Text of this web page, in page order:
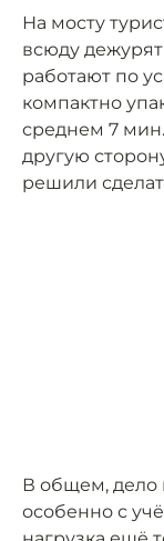
На мосту
всюду
работают по
компактно
среднем 7
другую
решили
В общем, дело
особенно с